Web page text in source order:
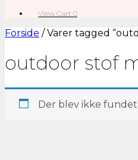
View
cart
View Cart 0
Forside / Varer tagged
outdoor stof
Der blev ikke